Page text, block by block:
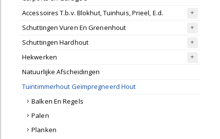
Accessoires T.b.v. Blokhut, Tuinhuis, Prieel, E.d.
Schuttingen Vuren En Grenenhout
Schuttingen Hardhout
Hekwerken
Natuurlijke Afscheidingen
Tuintimmerhout Geïmpregneerd Hout
Balken En Regels
Palen
Planken